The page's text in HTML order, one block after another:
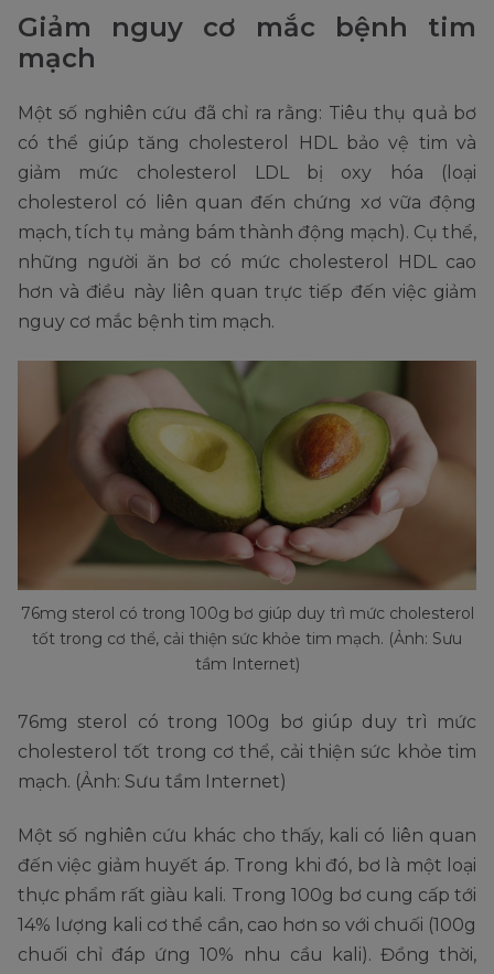
Giảm nguy cơ mắc bệnh tim
mạch
Một số nghiên cứu đã chỉ ra rằng: Tiêu thụ quả bơ
có thể giúp tăng cholesterol HDL bảo vệ tim và
giảm mức cholesterol LDL bị oxy hóa (loại
cholesterol có liên quan đến chứng xơ vữa động
mạch, tích tụ mảng bám thành động mạch). Cụ thể,
những người ăn bơ có mức cholesterol HDL cao
hơn và điều này liên quan trực tiếp đến việc giảm
nguy cơ mắc bệnh tim mạch.
76mg sterol có trong 100g bơ giúp duy trì mức cholesterol
tốt trong cơ thể, cải thiện sức khỏe tim mạch. (Ảnh: Sưu
tầm Internet)
76mg sterol có trong 100g bơ giúp duy trì mức
cholesterol tốt trong cơ thể, cải thiện sức khỏe tim
mạch. (Ảnh: Sưu tầm Internet)
Một số nghiên cứu khác cho thấy, kali có liên quan
đến việc giảm huyết áp. Trong khi đó, bơ là một loại
thực phẩm rất giàu kali. Trong 100g bơ cung cấp tới
14% lượng kali cơ thể cần, cao hơn so với chuối (100g
chuối chỉ đáp ứng 10% nhu cầu kali). Đồng thời,